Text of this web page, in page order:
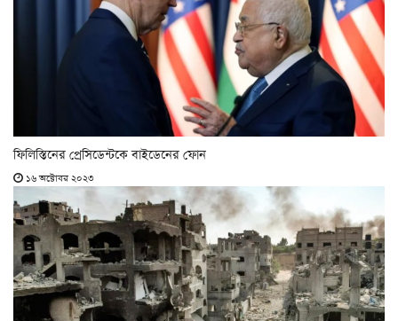
ফিলিস্তিনের প্রেসিডেন্টকে বাইডেনের ফোন
১৬ অক্টোবর ২০২৩